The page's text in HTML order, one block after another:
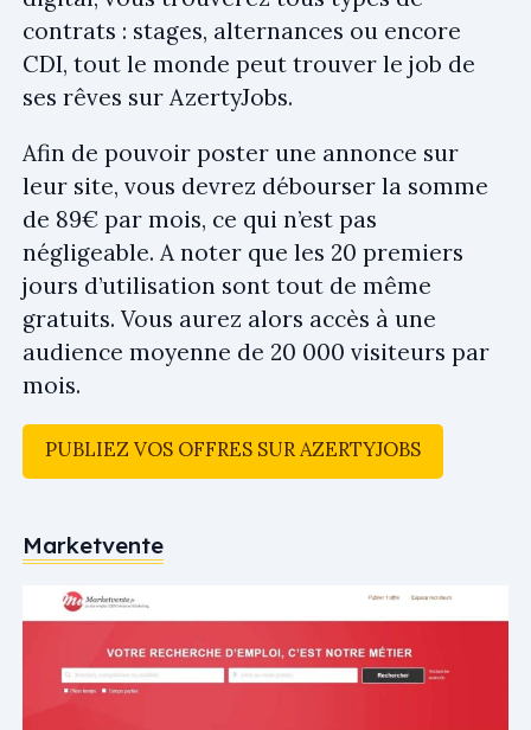
contrats : stages, alternances ou encore
CDI, tout le monde peut trouver le job de
ses rêves sur AzertyJobs.
Afin de pouvoir poster une annonce sur
leur site, vous devrez débourser la somme
de 89€ par mois, ce qui n’est pas
négligeable. A noter que les 20 premiers
jours d’utilisation sont tout de même
gratuits. Vous aurez alors accès à une
audience moyenne de 20 000 visiteurs par
mois.
PUBLIEZ VOS OFFRES SUR AZERTYJOBS
Marketvente